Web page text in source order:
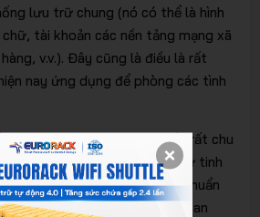
lưu trữ chung (nó có thể là hình
tài khoản các nền tảng mạng xã
v.v.). Đây cũng là điều là rất
nay ứng dụng để phòng các tình
phòng làm việc cũng đều rất chu
tâm đến sức khỏe cũng như tinh
vì vậy ngoài những tiêu chuẩn
học, còn có các khung thời gian